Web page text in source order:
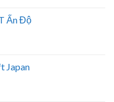
Ấn Độ
Japan